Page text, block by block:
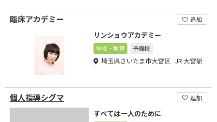
臨床アカデミー 追加
リンショウアカデミー
学校・教育 予備校
埼玉県さいたま市大宮区 JR 大宮駅
個人指導シグマ 追加
すべては一人のために